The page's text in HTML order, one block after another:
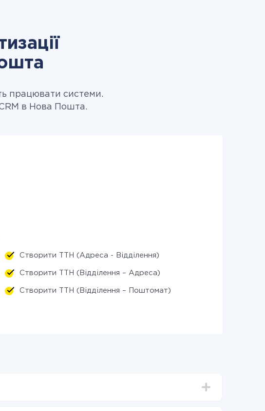
працювати системи.
в Нова Пошта.
Створити ТТН (Адреса - Відділення)
Створити ТТН (Відділення – Адреса)
Створити ТТН (Відділення – Поштомат)